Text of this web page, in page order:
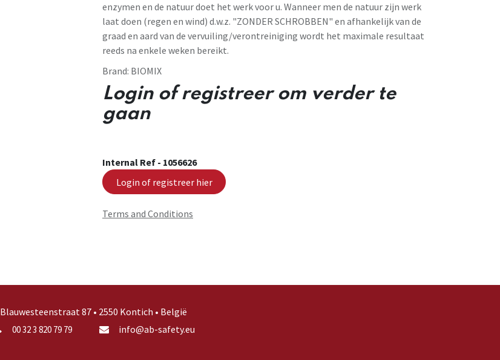
enzymen en de natuur doet het werk voor u. Wanneer men de natuur zijn werk
laat doen (regen en wind) d.w.z. "ZONDER SCHROBBEN" en afhankelijk van de
graad en aard van de vervuiling/verontreiniging wordt het maximale resultaat
reeds na enkele weken bereikt.
Brand: BIOMIX
Login of registreer om verder te
gaan
Internal Ref - 1056626
Login of registreer hier
Terms and Conditions
Blauwesteenstraat 87 • 2550 Kontich • België
00 32 3 820 79 79 info@ab-safety.eu